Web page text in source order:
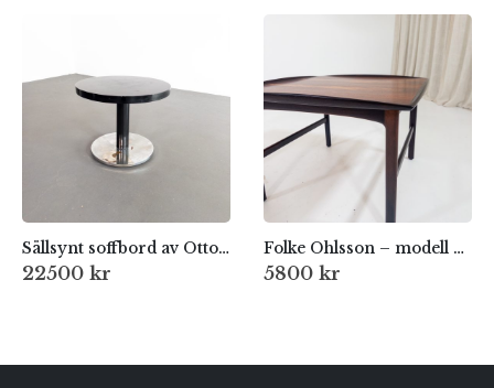
Sällsynt soffbord av Otto Schulz för Boet, Göteborg, 1930-tal
22500 kr
Folke Ohlsson – modell Frisco för Bra Bohag / Tingströms
5800 kr